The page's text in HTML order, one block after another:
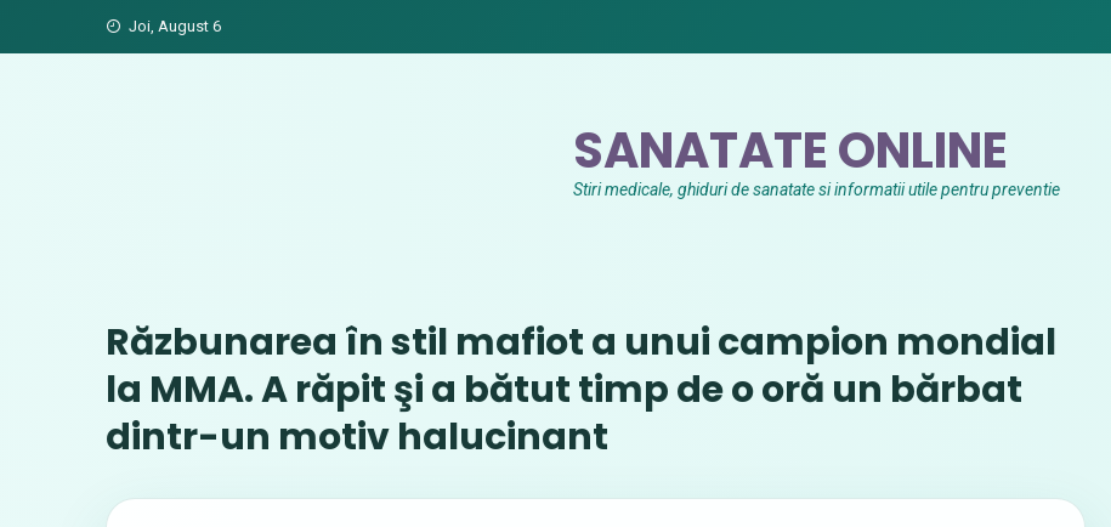
Joi, August 6
SANATATE ONLINE
Stiri medicale, ghiduri de sanatate si informatii utile pentru preventie
Răzbunarea în stil mafiot a unui campion mondial
la MMA. A răpit şi a bătut timp de o oră un bărbat
dintr-un motiv halucinant